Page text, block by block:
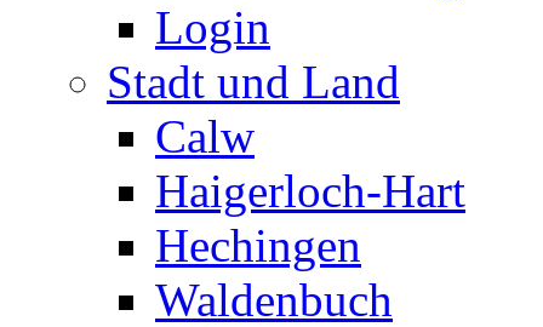
Login
Stadt und Land
Calw
Haigerloch-Hart
Hechingen
Waldenbuch